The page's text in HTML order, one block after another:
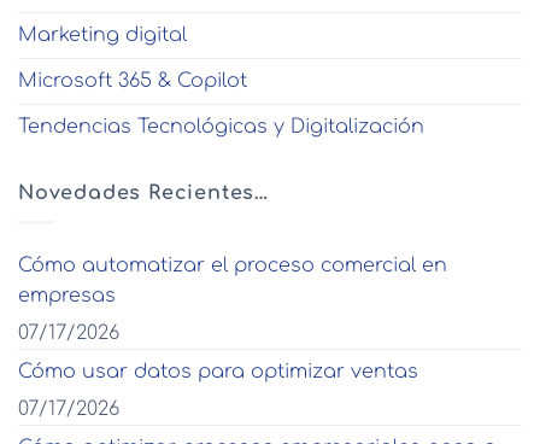
Marketing digital
Microsoft 365 & Copilot
Tendencias Tecnológicas y Digitalización
Novedades Recientes…
Cómo automatizar el proceso comercial en
empresas
07/17/2026
Cómo usar datos para optimizar ventas
07/17/2026